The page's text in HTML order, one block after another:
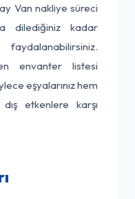
Van nakliye süreci
dilediğiniz kadar
envanter listesi
eşyalarınız hem
etkenlere karşı